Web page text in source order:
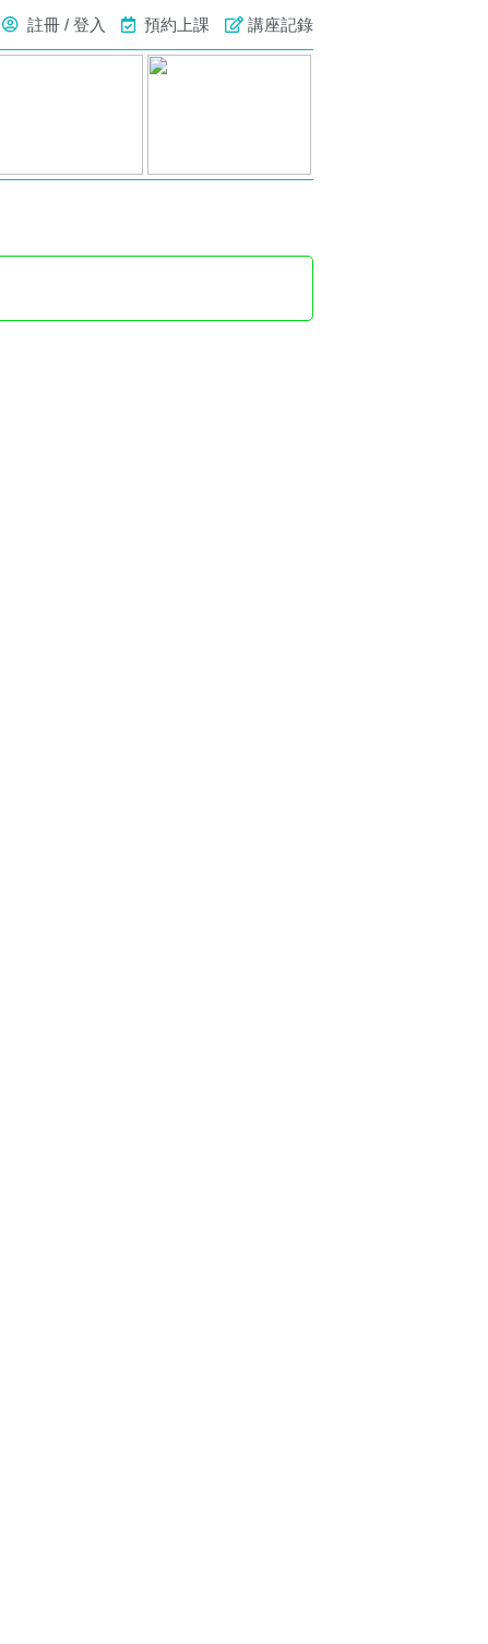
註冊 / 登入 預約上課 講座記錄